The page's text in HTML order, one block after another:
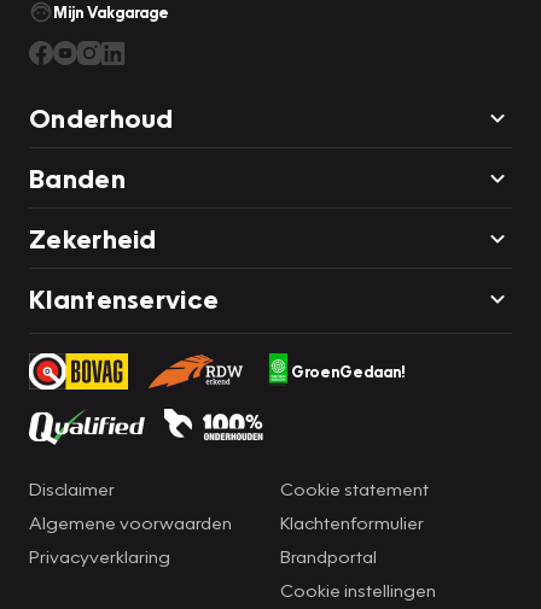
Mijn Vakgarage
Onderhoud
Banden
Zekerheid
Klantenservice
GroenGedaan!
Disclaimer
Algemene voorwaarden
Privacyverklaring
Cookie statement
Klachtenformulier
Brandportal
Cookie instellingen